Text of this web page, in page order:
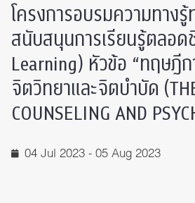
โครงการอบรมความทาง
สนับสนุนการเรียนรู้ตลอ
Learning) หัวข้อ “ทฤษฎีก
จิตวิทยาและจิตบำบัด
COUNSELING AND
04 Jul 2023 - 05 Aug 2023